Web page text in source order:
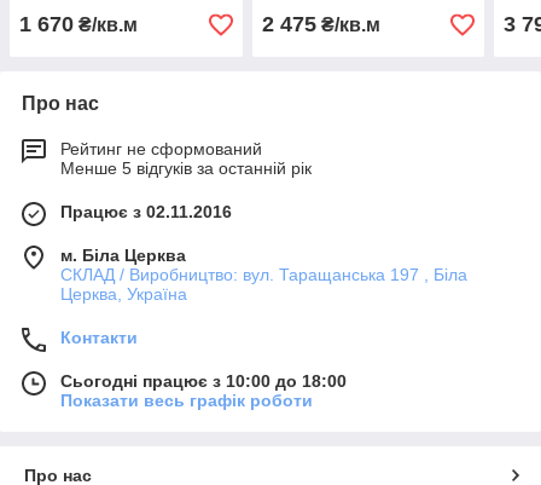
1 670 ₴/кв.м 2 475₴/кв.м 3
Про нас
Рейтинг не сформований
Менше 5 відгуків за останній рік
Працює з 02.11.2016
м. Біла Церква
СКЛАД / Виробництво: вул. Таращанська 197 , Біла
Церква, Україна
Контакти
Сьогодні працює з 10:00 до 18:00
Показати весь графік роботи
Про нас